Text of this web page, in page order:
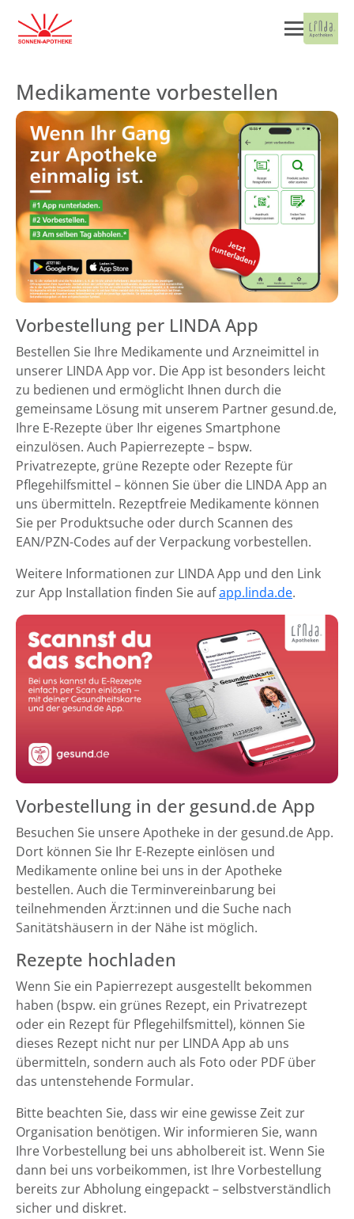
Medikamente vorbestellen
Vorbestellung per LINDA App
Bestellen Sie Ihre Medikamente und Arzneimittel in
unserer LINDA App vor. Die App ist besonders leicht
zu bedienen und ermöglicht Ihnen durch die
gemeinsame Lösung mit unserem Partner gesund.de,
Ihre E-Rezepte über Ihr eigenes Smartphone
einzulösen. Auch Papierrezepte – bspw.
Privatrezepte, grüne Rezepte oder Rezepte für
Pflegehilfsmittel – können Sie über die LINDA App an
uns übermitteln. Rezeptfreie Medikamente können
Sie per Produktsuche oder durch Scannen des
EAN/PZN-Codes auf der Verpackung vorbestellen.
Weitere Informationen zur LINDA App und den Link
zur App Installation finden Sie aufapp.linda.de.
Vorbestellung in der gesund.de App
Besuchen Sie unsere Apotheke in der gesund.de App.
Dort können Sie Ihr E-Rezepte einlösen und
Medikamente online bei uns in der Apotheke
bestellen. Auch die Terminvereinbarung bei
teilnehmenden Ärzt:innen und die Suche nach
Sanitätshäusern in der Nähe ist möglich.
Rezepte hochladen
Wenn Sie ein Papierrezept ausgestellt bekommen
haben (bspw. ein grünes Rezept, ein Privatrezept
oder ein Rezept für Pflegehilfsmittel), können Sie
dieses Rezept nicht nur per LINDA App ab uns
übermitteln, sondern auch als Foto oder PDF über
das untenstehende Formular.
Bitte beachten Sie, dass wir eine gewisse Zeit zur
Organisation benötigen. Wir informieren Sie, wann
Ihre Vorbestellung bei uns abholbereit ist. Wenn Sie
dann bei uns vorbeikommen, ist Ihre Vorbestellung
bereits zur Abholung eingepackt – selbstverständlich
sicher und diskret.